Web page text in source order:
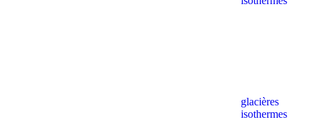
glacières
isothermes